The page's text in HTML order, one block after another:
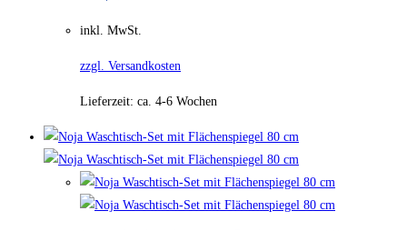
inkl. MwSt.
zzgl. Versandkosten
Lieferzeit: ca. 4-6 Wochen